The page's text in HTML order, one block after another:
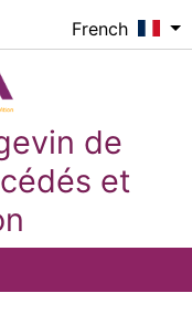
de
et
French